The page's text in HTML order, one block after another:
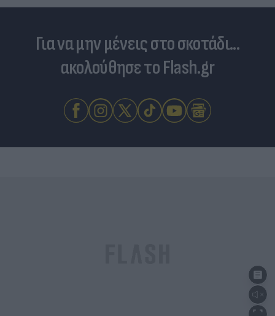
Για να μην μένεις στο σκοτάδι...
ακολούθησε το Flash.gr